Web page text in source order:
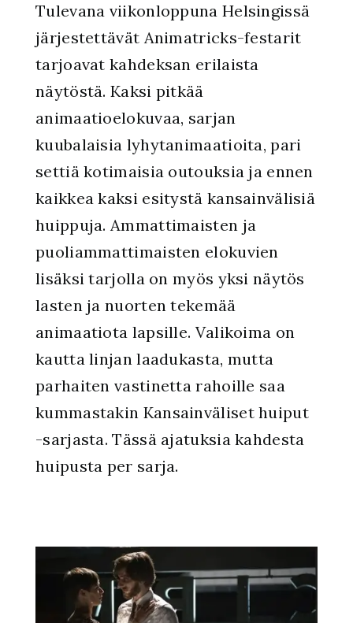
Tulevana viikonloppuna Helsingissä
järjestettävät Animatricks-festarit
tarjoavat kahdeksan erilaista
näytöstä. Kaksi pitkää
animaatioelokuvaa, sarjan
kuubalaisia lyhytanimaatioita, pari
settiä kotimaisia outouksia ja ennen
kaikkea kaksi esitystä kansainvälisiä
huippuja. Ammattimaisten ja
puoliammattimaisten elokuvien
lisäksi tarjolla on myös yksi näytös
lasten ja nuorten tekemää
animaatiota lapsille. Valikoima on
kautta linjan laadukasta, mutta
parhaiten vastinetta rahoille saa
kummastakin Kansainväliset huiput
-sarjasta. Tässä ajatuksia kahdesta
huipusta per sarja.